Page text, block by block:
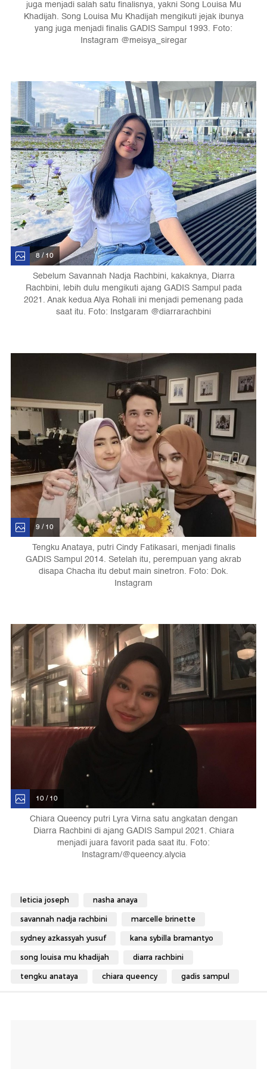
juga menjadi salah satu finalisnya, yakni Song Louisa Mu
Khadijah. Song Louisa Mu Khadijah mengikuti jejak ibunya
yang juga menjadi finalis GADIS Sampul 1993. Foto:
Instagram @meisya_siregar
8 / 10
Sebelum Savannah Nadja Rachbini, kakaknya, Diarra
Rachbini, lebih dulu mengikuti ajang GADIS Sampul pada
2021. Anak kedua Alya Rohali ini menjadi pemenang pada
saat itu. Foto: Instgaram @diarrarachbini
9 / 10
Tengku Anataya, putri Cindy Fatikasari, menjadi finalis
GADIS Sampul 2014. Setelah itu, perempuan yang akrab
disapa Chacha itu debut main sinetron. Foto: Dok.
Instagram
10 / 10
Chiara Queency putri Lyra Virna satu angkatan dengan
Diarra Rachbini di ajang GADIS Sampul 2021. Chiara
menjadi juara favorit pada saat itu. Foto:
Instagram/@queency.alycia
leticia joseph nasha anaya
savannah nadja rachbini marcelle brinette
sydney azkassyah yusuf kana sybilla bramantyo
song louisa mu khadijah diarra rachbini
tengku anataya chiara queency gadis sampul